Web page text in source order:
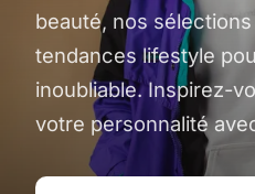
beauté, nos
tendances lifestyle
inoubliable. Inspirez-
votre personnalité